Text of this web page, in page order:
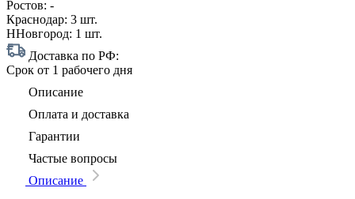
Ростов: -
Краснодар: 3 шт.
ННовгород: 1 шт.
Доставка по РФ:
Срок от 1 рабочего дня
Описание
Оплата и доставка
Гарантии
Частые вопросы
Описание